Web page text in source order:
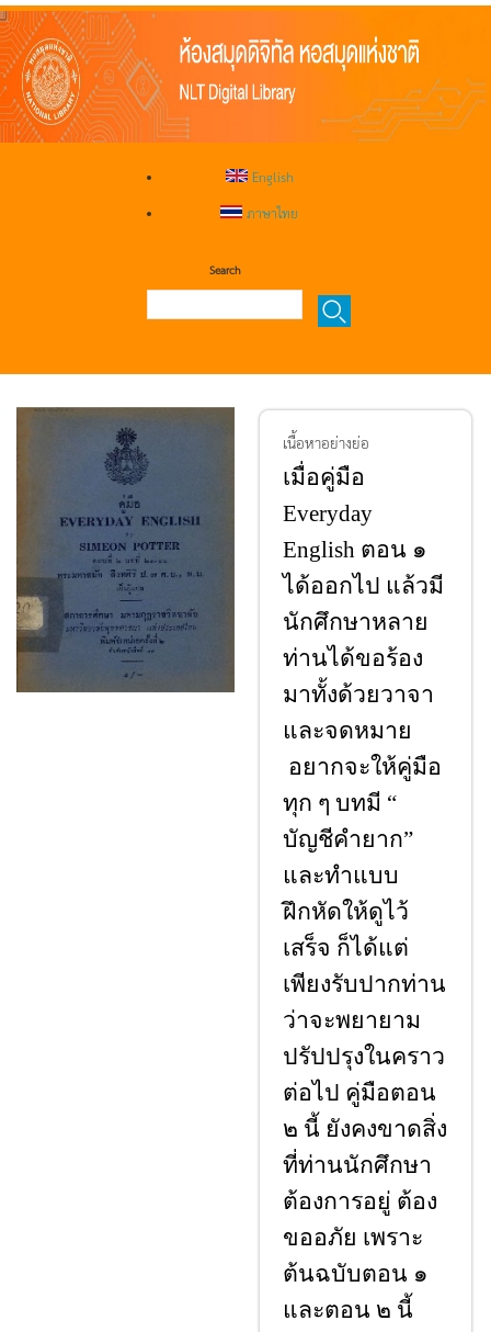
English
ภาษาไทย
Search
เนื้อหาอย่างย่อ
เมื่อคู่มือ
Everyday
English ตอน ๑
ได้ออกไป แล้วมี
นักศึกษาหลาย
ท่านได้ขอร้อง
มาทั้งด้วยวาจา
และจดหมาย
อยากจะให้คู่มือ
ทุก ๆ บทมี “
บัญชีคํายาก”
และทําแบบ
ฝึกหัดให้ดูไว้
เสร็จ ก็ได้แต่
เพียงรับปากท่าน
ว่าจะพยายาม
ปรัปปรุงในคราว
ต่อไป คู่มือตอน
๒ นี้ ยังคงขาดสิ่ง
ที่ท่านนักศึกษา
ต้องการอยู่ ต้อง
ขออภัย เพราะ
ต้นฉบับตอน ๑
และตอน ๒ นี้